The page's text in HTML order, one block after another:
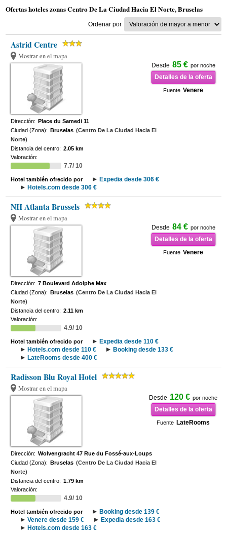
Ofertas hoteles zonas Centro De La Ciudad Hacia El Norte, Bruselas
Ordenar por
Astrid Centre
Mostrar en el mapa
Desde 85 € por noche
Detalles de la oferta
Fuente Venere
Dirección: Place du Samedi 11
Ciudad (Zona): Bruselas (Centro De La Ciudad Hacia El
Norte)
Distancia del centro: 2.05 km
Valoración:
7.7/ 10
Hotel también ofrecido por
Expedia desde 306 €
Hotels.com desde 306 €
NH Atlanta Brussels
Mostrar en el mapa
Desde 84 € por noche
Detalles de la oferta
Fuente Venere
Dirección: 7 Boulevard Adolphe Max
Ciudad (Zona): Bruselas (Centro De La Ciudad Hacia El
Norte)
Distancia del centro: 2.11 km
Valoración:
4.9/ 10
Hotel también ofrecido por
Expedia desde 110 €
Hotels.com desde 110 €
Booking desde 133 €
LateRooms desde 400 €
Radisson Blu Royal Hotel
Mostrar en el mapa
Desde 120 € por noche
Detalles de la oferta
Fuente LateRooms
Dirección: Wolvengracht 47 Rue du Fossé-aux-Loups
Ciudad (Zona): Bruselas (Centro De La Ciudad Hacia El
Norte)
Distancia del centro: 1.79 km
Valoración:
4.9/ 10
Hotel también ofrecido por
Booking desde 139 €
Venere desde 159 €
Expedia desde 163 €
Hotels.com desde 163 €